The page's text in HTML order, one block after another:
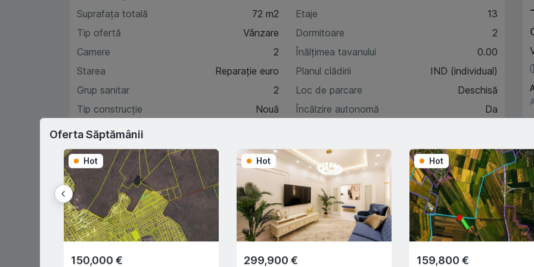
Suprafața totală
72 m2
Tip ofertă
Vânzare
Camere
2
Starea
Reparație euro
Grup sanitar
2
Tip construcție
Nouă
Etaj
Etaje
13
Dormitoare
2
Înălțimea tavanului
0.00
Planul clădirii
IND (individual)
Loc de parcare
Deschisă
Încălzire autonomă
Da
Caracteristici
Descriere
-
Oferta Săptămânii
Hot
150,000 €
Hot
299,900 €
Hot
159,800 €